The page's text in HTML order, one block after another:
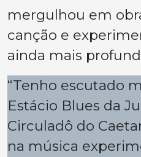
mergulhou em
canção e
ainda mais
“Tenho escutado
Estácio Blues da
Circuladô do
na música